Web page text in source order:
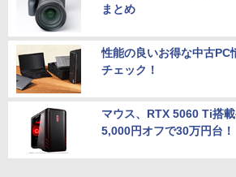
まとめ
性能の良いお得な中古PC
チェック！
マウス、RTX 5060 Ti搭
5,000円オフで30万円台！